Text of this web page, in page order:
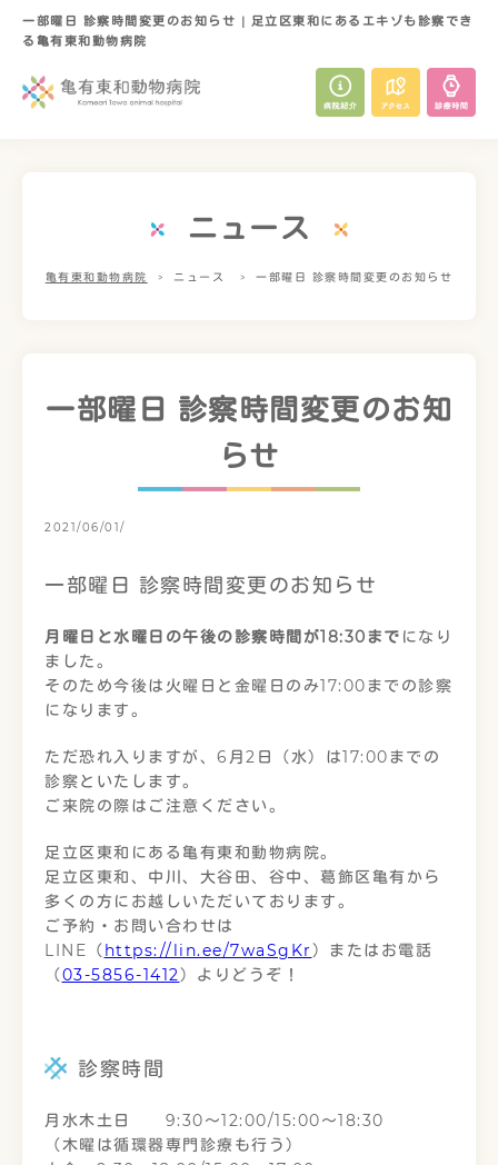
一部曜日 診察時間変更のお知らせ | 足立区東和にあるエキゾも診察でき
る亀有東和動物病院
ニュース
亀有東和動物病院 ニュース 一部曜日 診察時間変更のお知らせ
一部曜日 診察時間変更のお知
らせ
2021/06/01/
一部曜日 診察時間変更のお知らせ
月曜日と水曜日の午後の診察時間が18:30まで になり
ました。
そのため今後は火曜日と金曜日のみ17:00までの診察
になります。
ただ恐れ入りますが、6月2日（水）は17:00までの
診察といたします。
ご来院の際はご注意ください。
足立区東和にある亀有東和動物病院。
足立区東和、中川、大谷田、谷中、葛飾区亀有から
多くの方にお越しいただいております。
ご予約・お問い合わせは
LINE（https://lin.ee/7waSgKr）またはお電話
（03-5856-1412）よりどうぞ！
診察時間
月水木土日 9:30〜12:00/15:00〜18:30
（木曜は循環器専門診療も行う）